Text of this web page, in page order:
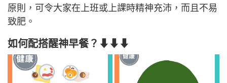
原則，可令大家在上班或上課時精神充沛，而且不易
致肥。
如何配搭醒神早餐？⬇⬇⬇